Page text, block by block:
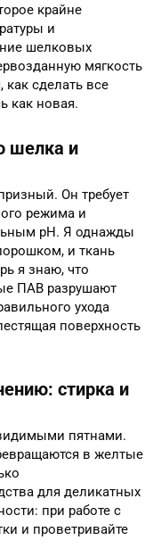
крайне
и
шелковых
мягкость
как сделать все
как новая.
шелка и
Он требует
режима и
pH. Я однажды
и ткань
я знаю, что
ПАВ разрушают
ухода
поверхность
стирка и
пятнами.
в желтые
для деликатных
при работе с
и проветривайте